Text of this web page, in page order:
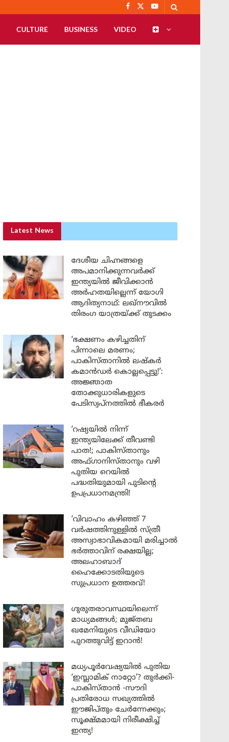
CULTURE BUSINESS VIDEO
Latest News
ദേശീയ ചിഹ്നങ്ങളെ
അപമാനിക്കുന്നവർക്ക്
ഇന്ത്യയിൽ ജീവിക്കാൻ
അർഹതയില്ലെന്ന് യോഗി
ആദിത്യനാഥ്: ലഖ്‌നൗവിൽ
തിരംഗ യാത്രയ്ക്ക് തുടക്കം
‘ഭക്ഷണം കഴിച്ചതിന്
പിന്നാലെ മരണം;
പാകിസ്താനിൽ ലഷ്കർ
കമാൻഡർ കൊല്ലപ്പെട്ടു!’:
അജ്ഞാത
തോക്കുധാരികളുടെ
പേടിസ്വപ്നത്തിൽ ഭീകരർ
‘റഷ്യയിൽ നിന്ന്
ഇന്ത്യയിലേക്ക് തീവണ്ടി
പാത!; പാകിസ്താനും
അഫ്ഗാനിസ്താനും വഴി
പുതിയ റെയിൽ
പദ്ധതിയുമായി പുടിന്റെ
ഉപപ്രധാനമന്ത്രി!
‘വിവാഹം കഴിഞ്ഞ് 7
വർഷത്തിനുള്ളിൽ സ്ത്രീ
അസ്വാഭാവികമായി മരിച്ചാൽ
ഭർത്താവിന് രക്ഷയില്ല;
അലഹാബാദ്
ഹൈക്കോടതിയുടെ
സുപ്രധാന ഉത്തരവ്!
ഗുരുതരാവസ്ഥയിലെന്ന്
മാധ്യമങ്ങൾ; മുജ്തബ
ഖമേനിയുടെ വീഡിയോ
പുറത്തുവിട്ട് ഇറാൻ!
മധ്യപൂർവേഷ്യയിൽ പുതിയ
‘ഇസ്ലാമിക് നാറ്റോ’? തുർക്കി-
പാകിസ്താൻ -സൗദി
പ്രതിരോധ സഖ്യത്തിൽ
ഈജിപ്തും ചേർന്നേക്കും;
സൂക്ഷ്മമായി നിരീക്ഷിച്ച്
ഇന്ത്യ!